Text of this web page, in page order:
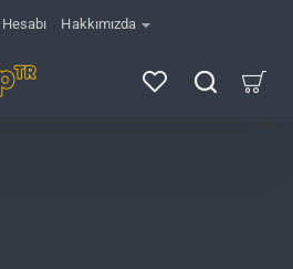
Hakkımızda